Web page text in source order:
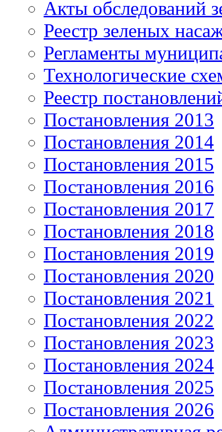
Акты обследований
Реестр зеленых
Регламенты
Технологические
Реестр
Постановления 2013
Постановления 2014
Постановления 2015
Постановления 2016
Постановления 2017
Постановления 2018
Постановления 2019
Постановления 2020
Постановления 2021
Постановления 2022
Постановления 2023
Постановления 2024
Постановления 2025
Постановления 2026